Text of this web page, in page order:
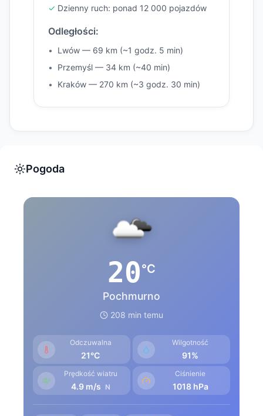
Dzienny ruch: ponad 12 000 pojazdów
Odległości:
Lwów — 69 km (~1 godz. 5 min)
Przemyśl — 34 km (~40 min)
Kraków — 270 km (~3 godz. 30 min)
Pogoda
20°C
Pochmurno
208 min temu
Odczuwalna
21°C
Wilgotność
91%
Prędkość wiatru
4.9 m/s N
Ciśnienie
1018 hPa